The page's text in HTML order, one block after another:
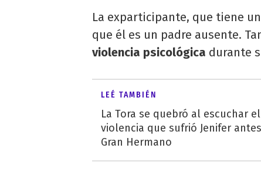
La exparticipante, que tiene
que él es un padre ausente.
violencia psicológica durante
LEÉ TAMBIÉN
La Tora se quebró al escuchar
violencia que sufrió Jenifer
Gran Hermano